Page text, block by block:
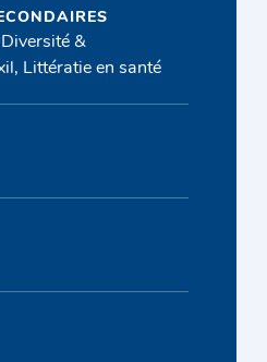
&
Littératie en santé